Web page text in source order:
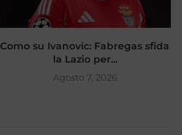
Como su Ivanovic: Fabregas sfida
la Lazio per...
Agosto 7, 2026